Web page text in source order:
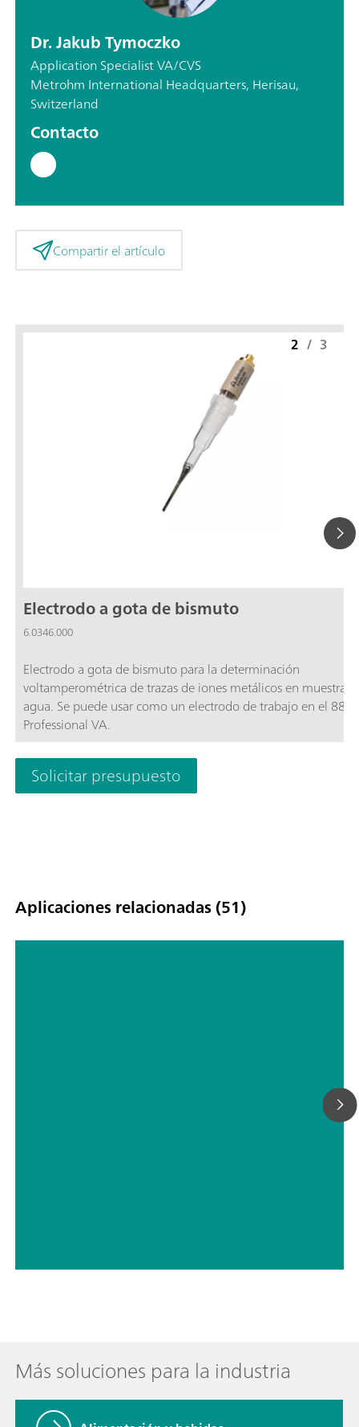
Dr. Jakub Tymoczko
Application Specialist VA/CVS
Metrohm International Headquarters, Herisau,
Switzerland
Contacto
Compartir el artículo
Electrodo a gota de bismuto
6.0346.000
Electrodo a gota de bismuto para la determinación
voltamperométrica de trazas de iones metálicos en muestras
agua. Se puede usar como un electrodo de trabajo en el 884
Professional VA.
2 / 3
Solicitar presupuesto
Aplicaciones relacionadas (51)
Más soluciones para la industria